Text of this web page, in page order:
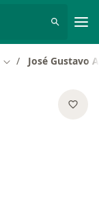
Cambiar de ciudad
José Gustavo